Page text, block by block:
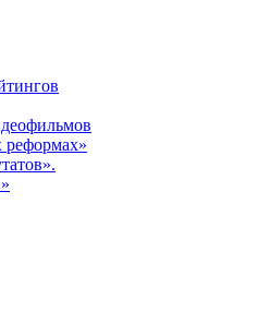
реформах»